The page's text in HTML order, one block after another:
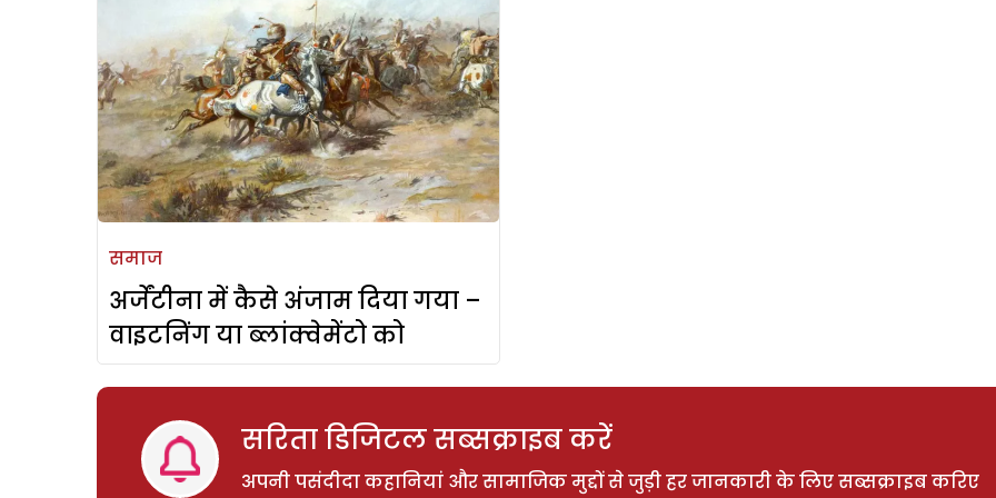
समाज
अर्जेंटीना में कैसे अंजाम दिया गया –
वाइटनिंग या ब्लांक्वेमेंटो को
सरिता डिजिटल सब्सक्राइब करें
अपनी पसंदीदा कहानियां और सामाजिक मुद्दों से जुड़ी हर जानकारी के लिए सब्सक्राइब करिए